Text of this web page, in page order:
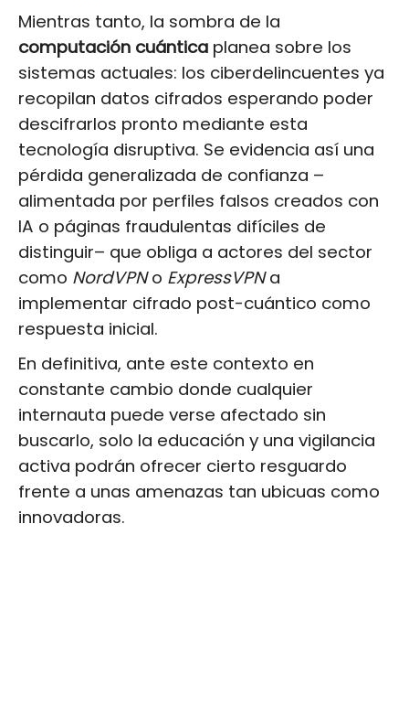
Mientras tanto, la sombra de la
computación cuántica planea sobre los
sistemas actuales: los ciberdelincuentes ya
recopilan datos cifrados esperando poder
descifrarlos pronto mediante esta
tecnología disruptiva. Se evidencia así una
pérdida generalizada de confianza –
alimentada por perfiles falsos creados con
IA o páginas fraudulentas difíciles de
distinguir– que obliga a actores del sector
como NordVPNo ExpressVPNa
implementar cifrado post-cuántico como
respuesta inicial.
En definitiva, ante este contexto en
constante cambio donde cualquier
internauta puede verse afectado sin
buscarlo, solo la educación y una vigilancia
activa podrán ofrecer cierto resguardo
frente a unas amenazas tan ubicuas como
innovadoras.